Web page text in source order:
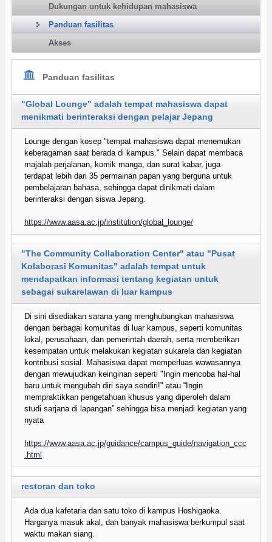
Dukungan untuk kehidupan mahasiswa
Panduan fasilitas
Akses
Panduan fasilitas
"Global Lounge" adalah tempat mahasiswa dapat
menikmati berinteraksi dengan pelajar Jepang
Lounge dengan kosep "tempat mahasiswa dapat menemukan
keberagaman saat berada di kampus." Selain dapat membaca
majalah perjalanan, komik manga, dan surat kabar, juga
terdapat lebih dari 35 permainan papan yang berguna untuk
pembelajaran bahasa, sehingga dapat dinikmati dalam
berinteraksi dengan siswa Jepang.
https://www.aasa.ac.jp/institution/global_lounge/
"The Community Collaboration Center" atau "Pusat
Kolaborasi Komunitas" adalah tempat untuk
mendapatkan informasi tentang kegiatan untuk
sebagai sukarelawan di luar kampus
Di sini disediakan sarana yang menghubungkan mahasiswa
dengan berbagai komunitas di luar kampus, seperti komunitas
lokal, perusahaan, dan pemerintah daerah, serta memberikan
kesempatan untuk melakukan kegiatan sukarela dan kegiatan
kontribusi sosial. Mahasiswa dapat memperluas wawasannya
dengan mewujudkan keinginan seperti "Ingin mencoba hal-hal
baru untuk mengubah diri saya sendiri!" atau “Ingin
mempraktikkan pengetahuan khusus yang diperoleh dalam
studi sarjana di lapangan” sehingga bisa menjadi kegiatan yang
nyata
https://www.aasa.ac.jp/guidance/campus_guide/navigation_ccc
.html
restoran dan toko
Ada dua kafetaria dan satu toko di kampus Hoshigaoka.
Harganya masuk akal, dan banyak mahasiswa berkumpul saat
waktu makan siang.